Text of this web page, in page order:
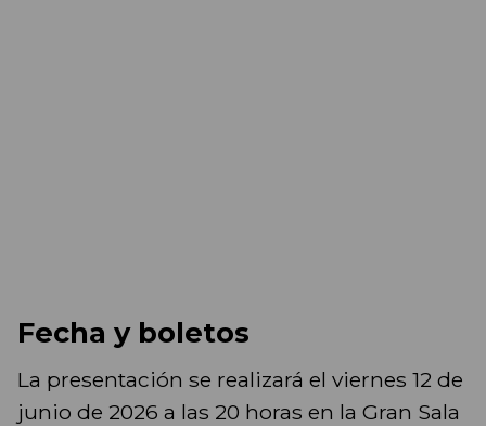
Fecha y boletos
La presentación se realizará el viernes 12 de
junio de 2026 a las 20 horas en la Gran Sala